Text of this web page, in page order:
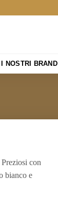
I NOSTRI BRAND